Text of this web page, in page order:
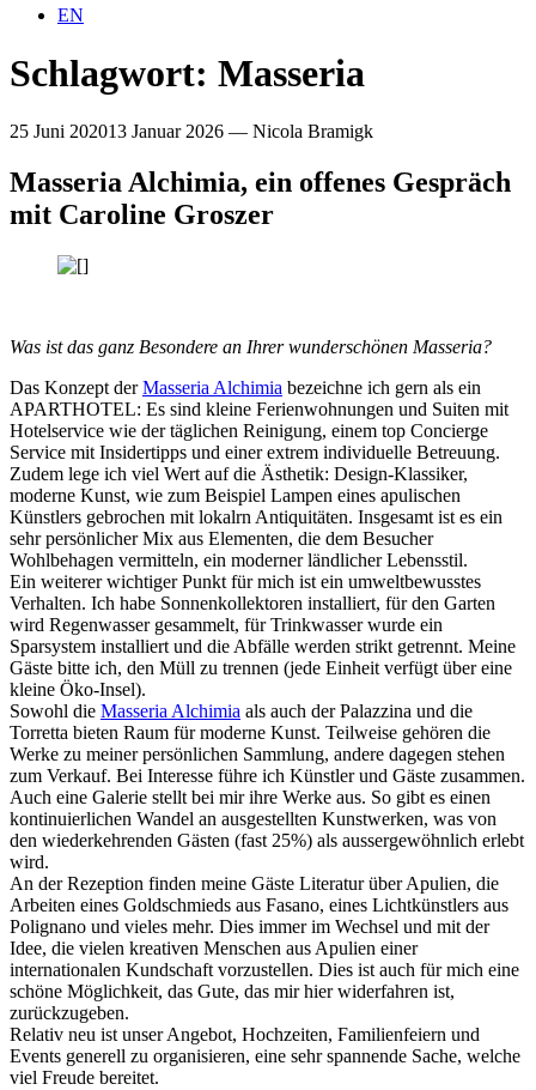
EN
Schlagwort: Masseria
25 Juni 202013 Januar 2026 — Nicola Bramigk
Masseria Alchimia, ein offenes Gespräch
mit Caroline Groszer
Was ist das ganz Besondere an Ihrer wunderschönen Masseria?
Das Konzept derMasseria Alchimia bezeichne ich gern als ein
APARTHOTEL: Es sind kleine Ferienwohnungen und Suiten mit
Hotelservice wie der täglichen Reinigung, einem top Concierge
Service mit Insidertipps und einer extrem individuelle Betreuung.
Zudem lege ich viel Wert auf die Ästhetik: Design-Klassiker,
moderne Kunst, wie zum Beispiel Lampen eines apulischen
Künstlers gebrochen mit lokalrn Antiquitäten. Insgesamt ist es ein
sehr persönlicher Mix aus Elementen, die dem Besucher
Wohlbehagen vermitteln, ein moderner ländlicher Lebensstil.
Ein weiterer wichtiger Punkt für mich ist ein umweltbewusstes
Verhalten. Ich habe Sonnenkollektoren installiert, für den Garten
wird Regenwasser gesammelt, für Trinkwasser wurde ein
Sparsystem installiert und die Abfälle werden strikt getrennt. Meine
Gäste bitte ich, den Müll zu trennen (jede Einheit verfügt über eine
kleine Öko-Insel).
Sowohl die Masseria Alchimia als auch der Palazzina und die
Torretta bieten Raum für moderne Kunst. Teilweise gehören die
Werke zu meiner persönlichen Sammlung, andere dagegen stehen
zum Verkauf. Bei Interesse führe ich Künstler und Gäste zusammen.
Auch eine Galerie stellt bei mir ihre Werke aus. So gibt es einen
kontinuierlichen Wandel an ausgestellten Kunstwerken, was von
den wiederkehrenden Gästen (fast 25%) als aussergewöhnlich erlebt
wird.
An der Rezeption finden meine Gäste Literatur über Apulien, die
Arbeiten eines Goldschmieds aus Fasano, eines Lichtkünstlers aus
Polignano und vieles mehr. Dies immer im Wechsel und mit der
Idee, die vielen kreativen Menschen aus Apulien einer
internationalen Kundschaft vorzustellen. Dies ist auch für mich eine
schöne Möglichkeit, das Gute, das mir hier widerfahren ist,
zurückzugeben.
Relativ neu ist unser Angebot, Hochzeiten, Familienfeiern und
Events generell zu organisieren, eine sehr spannende Sache, welche
viel Freude bereitet.